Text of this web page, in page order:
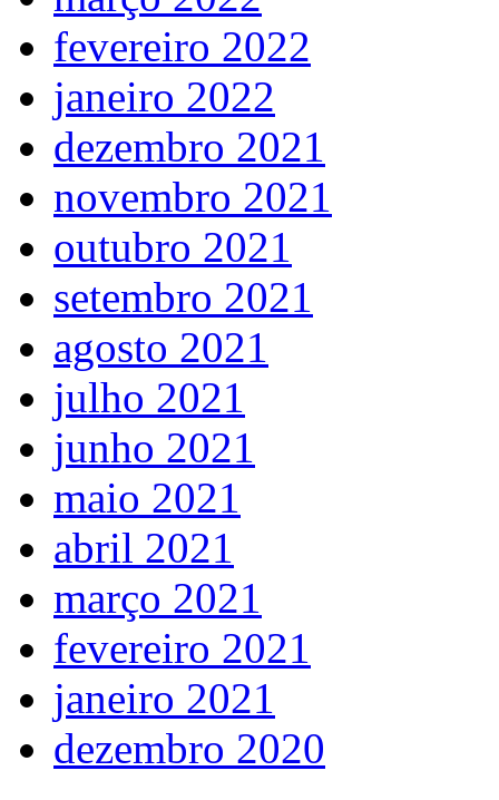
fevereiro 2022
janeiro 2022
dezembro 2021
novembro 2021
outubro 2021
setembro 2021
agosto 2021
julho 2021
junho 2021
maio 2021
abril 2021
março 2021
fevereiro 2021
janeiro 2021
dezembro 2020